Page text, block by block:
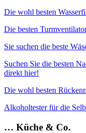
Die wohl besten
Die besten
Sie suchen die beste
Suchen Sie die besten
direkt hier!
Die wohl besten
Alkoholtester für die
… Küche & Co.